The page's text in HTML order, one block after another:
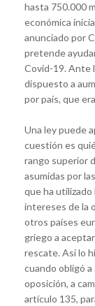
hasta 750.000
económica
anunciado por
pretende
Covid-19. Ante
dispuesto a
por país, que
Una ley puede
cuestión es
rango superior
asumidas por
que ha
intereses de la
otros países
griego a
rescate. Así lo
cuando obligó a
oposición, a
artículo 135,